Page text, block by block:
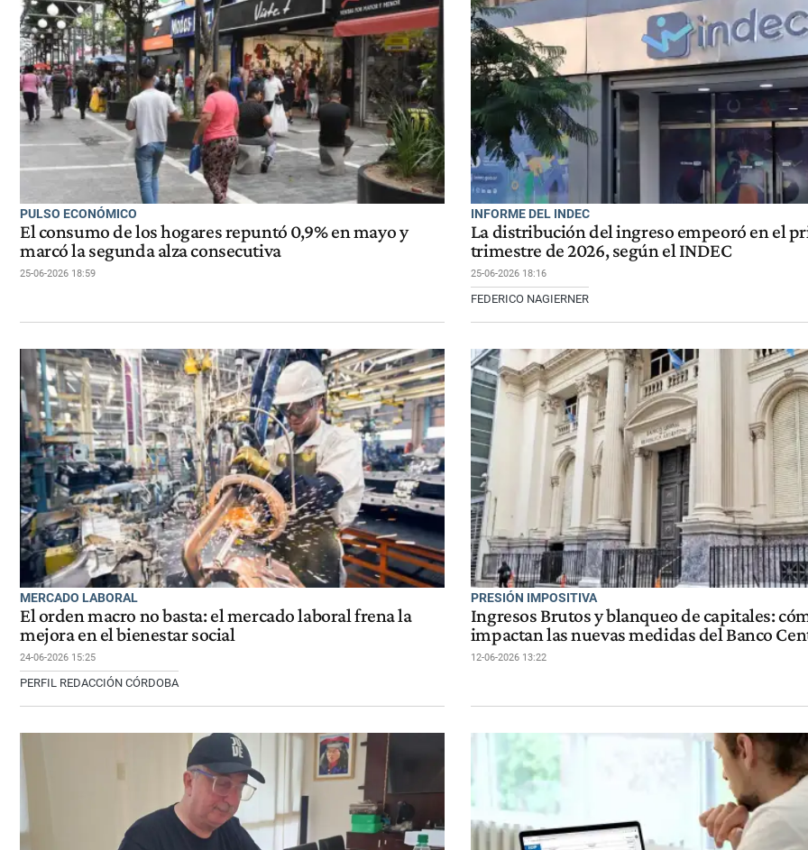
PULSO ECONÓMICO
El consumo de los hogares repuntó 0,9% en mayo y
marcó la segunda alza consecutiva
25-06-2026 18:59
INFORME DEL INDEC
La distribución del ingreso empeoró en el
trimestre de 2026, según el INDEC
25-06-2026 18:16
FEDERICO NAGIERNER
MERCADO LABORAL
El orden macro no basta: el mercado laboral frena la
mejora en el bienestar social
24-06-2026 15:25
PERFIL REDACCIÓN CÓRDOBA
PRESIÓN IMPOSITIVA
Ingresos Brutos y blanqueo de capitales:
impactan las nuevas medidas del Banco
12-06-2026 13:22